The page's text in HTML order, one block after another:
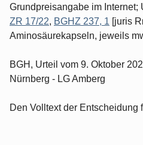
Grundpreisangabe im Internet;
ZR 17/22, BGHZ 237, 1 [juris
Aminosäurekapseln, jeweils
BGH, Urteil vom 9. Oktober
Nürnberg - LG Amberg
Den Volltext der Entscheidung